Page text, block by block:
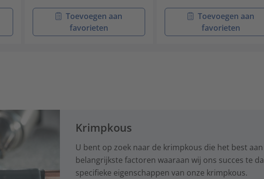
Toevoegen aan
favorieten
Toevoegen aan
favorieten
Krimpkous
U bent op zoek naar de krimpkous die het best
belangrijkste factoren waaraan wij ons succes te
specifieke eigenschappen van onze krimpkous.